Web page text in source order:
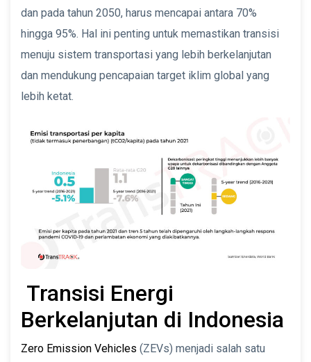
dan pada tahun 2050, harus mencapai antara 70%
hingga 95%. Hal ini penting untuk memastikan transisi
menuju sistem transportasi yang lebih berkelanjutan
dan mendukung pencapaian target iklim global yang
lebih ketat.
Transisi Energi
Berkelanjutan di Indonesia
Zero Emission Vehicles (ZEVs) menjadi salah satu